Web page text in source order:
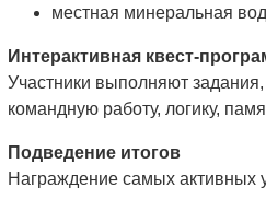
местная минеральная
Интерактивная квест-
Участники выполняют
командную работу, логику,
Подведение итогов
Награждение самых активных